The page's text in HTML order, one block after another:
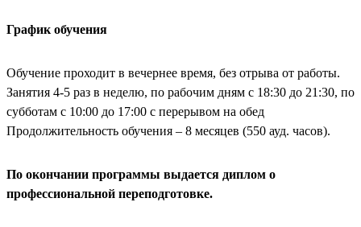
График обучения
Обучение проходит в вечернее время, без отрыва от работы.
Занятия 4-5 раз в неделю, по рабочим дням с 18:30 до 21:30, по
субботам с 10:00 до 17:00 с перерывом на обед
Продолжительность обучения – 8 месяцев (550 ауд. часов).
По окончании программы выдается диплом о
профессиональной переподготовке.